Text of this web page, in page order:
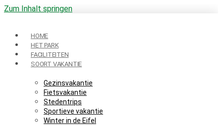
Zum Inhalt springen
HOME
HET PARK
FACILITEITEN
SOORT VAKANTIE
Gezinsvakantie
Fietsvakantie
Stedentrips
Sportieve vakantie
Winter in de Eifel